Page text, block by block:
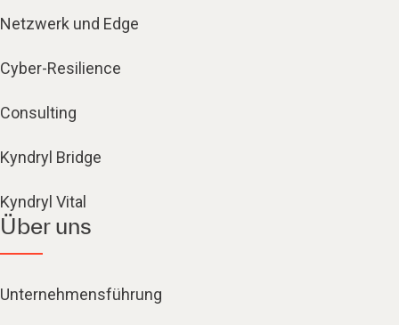
Netzwerk und Edge
Cyber-Resilience
Consulting
Kyndryl Bridge
Kyndryl Vital
Über uns
Unternehmensführung